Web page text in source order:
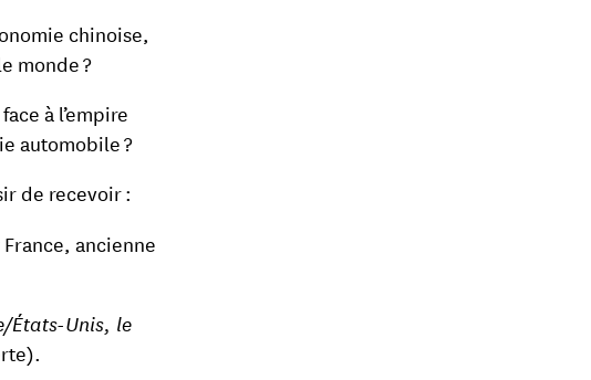
chinoise,
monde ?
à l’empire
automobile ?
de recevoir :
ancienne
États-Unis, le